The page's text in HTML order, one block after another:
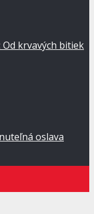
krvavých bitiek
oslava